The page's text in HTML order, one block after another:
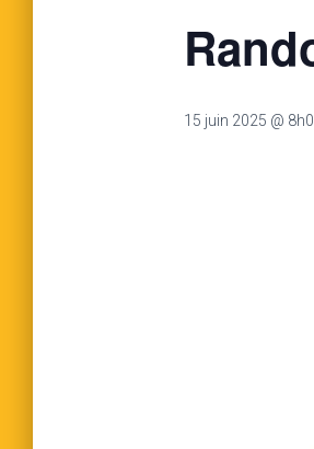
15 juin 2025 @